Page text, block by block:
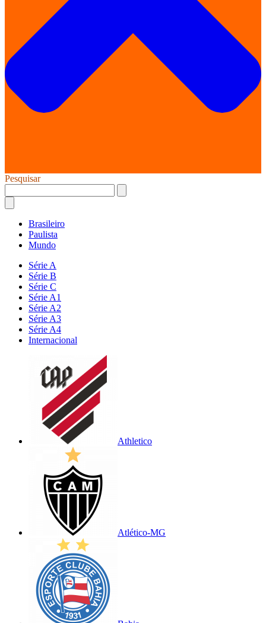
Pesquisar
Brasileiro
Paulista
Mundo
Série A
Série B
Série C
Série A1
Série A2
Série A3
Série A4
Internacional
Athletico
Atlético-MG